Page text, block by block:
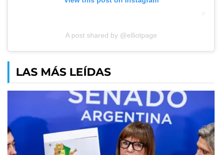
A post shared by @elliotpage
LAS MÁS LEÍDAS